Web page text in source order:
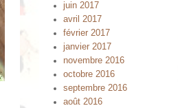
juin 2017
avril 2017
février 2017
janvier 2017
novembre 2016
octobre 2016
septembre 2016
août 2016